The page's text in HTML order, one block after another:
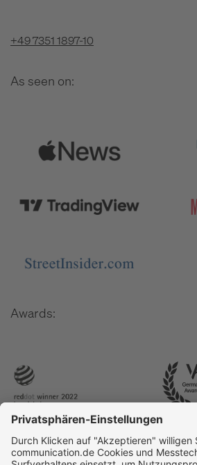
+49 7351 1897-10
As seen on:
Awards: